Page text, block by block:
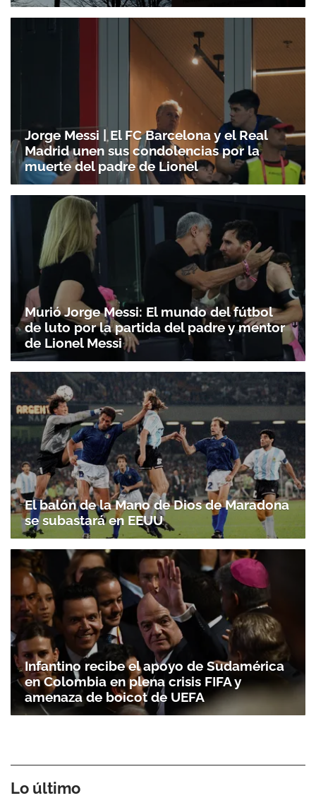
Jorge Messi | El FC Barcelona y el Real
Madrid unen sus condolencias por la
muerte del padre de Lionel
Murió Jorge Messi: El mundo del fútbol
de luto por la partida del padre y mentor
de Lionel Messi
El balón de la Mano de Dios de Maradona
se subastará en EEUU
Infantino recibe el apoyo de Sudamérica
en Colombia en plena crisis FIFA y
amenaza de boicot de UEFA
Lo último